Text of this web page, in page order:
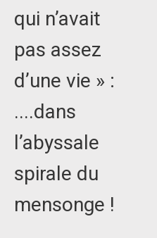
qui n’avait
pas assez
d’une vie » :
....dans
l’abyssale
spirale du
mensonge !